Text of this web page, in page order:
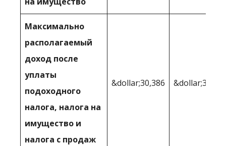
Максимально
располагаемый
доход после
уплаты
подоходного
налога, налога на
имущество и
налога с продаж
&dollar;30,386 &dollar;31